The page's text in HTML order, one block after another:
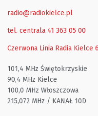
radio@radiokielce.pl
tel. centrala 41 363 05 00
Czerwona Linia Radia Kielce
101,4 MHz Świętokrzyskie
90,4 MHz Kielce
100,0 MHz Włoszczowa
215,072 MHz / KANAŁ 10D